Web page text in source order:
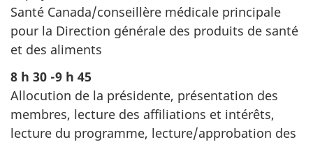
Santé Canada/conseillère médicale principale
pour la Direction générale des produits de santé
et des aliments
8 h 30 -9 h 45
Allocution de la présidente, présentation des
membres, lecture des affiliations et intérêts,
lecture du programme, lecture/approbation des